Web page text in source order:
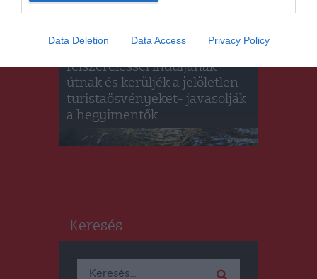
Data Deletion Data Access Privacy Policy
felszereléssel induljanak
útnak és kerüljék a jelöletlen
turistaösvényeket- javasolják
a hegyimentők
Keresés
Keresés: